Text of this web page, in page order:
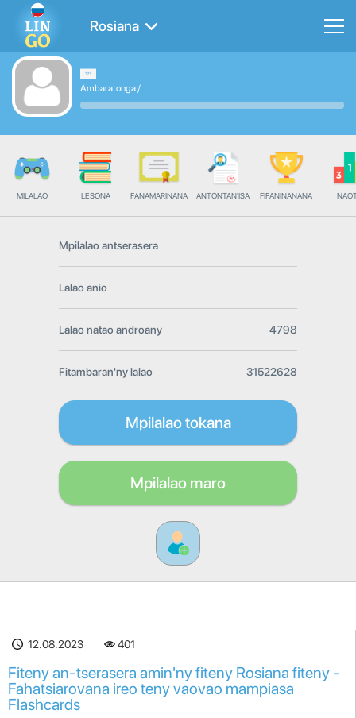
Rosiana
Ambaratonga/
MILALAO LESONA FANAMARINANA ANTONTAN'ISA FIFANINANANA
Mpilalao antserasera
Lalao anio
Lalao natao androany 4798
Fitambaran'ny lalao 31522628
Mpilalao tokana
Mpilalao maro
12.08.2023 401
Fiteny an-tserasera amin'ny fiteny Rosiana fiteny -
Fahatsiarovana ireo teny vaovao mampiasa
Flashcards